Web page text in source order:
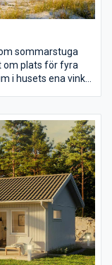
sommarstuga
om plats för fyra
i husets ena vinkel
Köket
och i
stora fönster och
och ger härlig
av huset
att sätta i en